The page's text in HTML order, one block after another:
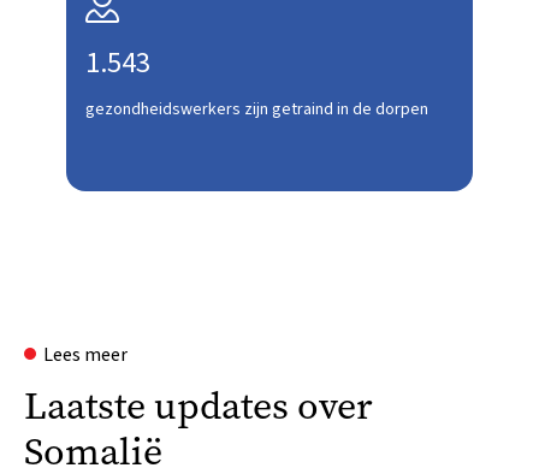
1.543
gezondheidswerkers zijn getraind in de dorpen
Lees meer
Laatste updates over
Somalië